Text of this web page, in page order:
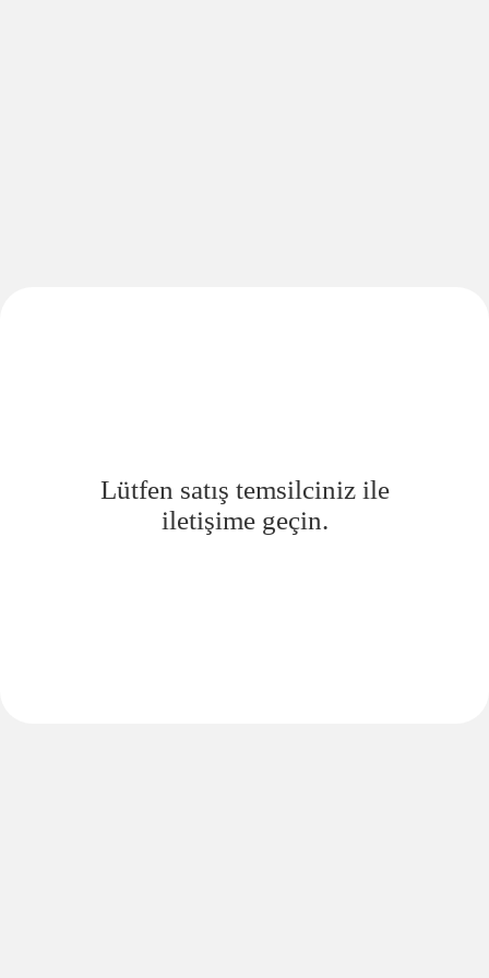
Lütfen satış temsilciniz ile
iletişime geçin.